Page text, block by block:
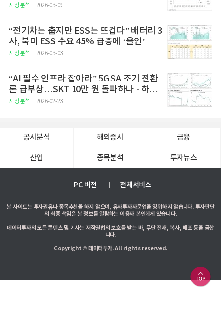
시장분석 2026-03-09
“전기차는 춥지만 ESS는 뜨겁다” 배터리 3
사, 북미 ESS 수요 45% 급증에 ‘올인’
시장분석 2026-03-03
“AI 필수 인프라 잡아라” 5G SA 조기 전환
론 급부상…SKT 10만 원 돌파하나 - 하나
증권
시장분석 2026-02-23
공시분석 해외증시 금융
산업 종목분석 투자뉴스
PC 버전 전체서비스
본 사이트는 투자권유나 종목추천을 하지 않으며, 유사투자자문업을 영위하지 않습니다. 투자판단
의 최종 책임은 본 정보를 열람하는 이용자 본인에게 있습니다.
데이터투자의 모든 콘텐츠 및 기사는 저작권법의 보호를 받는 바, 무단 전재, 복사, 배포 등을 금합
니다.
Copyright © 데이터투자. All rights reserved.